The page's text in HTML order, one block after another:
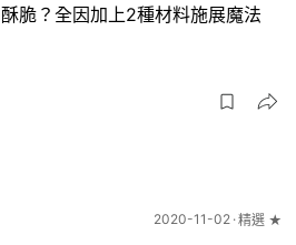
酥脆？全因加上2種材料施展魔法
2020-11-02 精選 ★